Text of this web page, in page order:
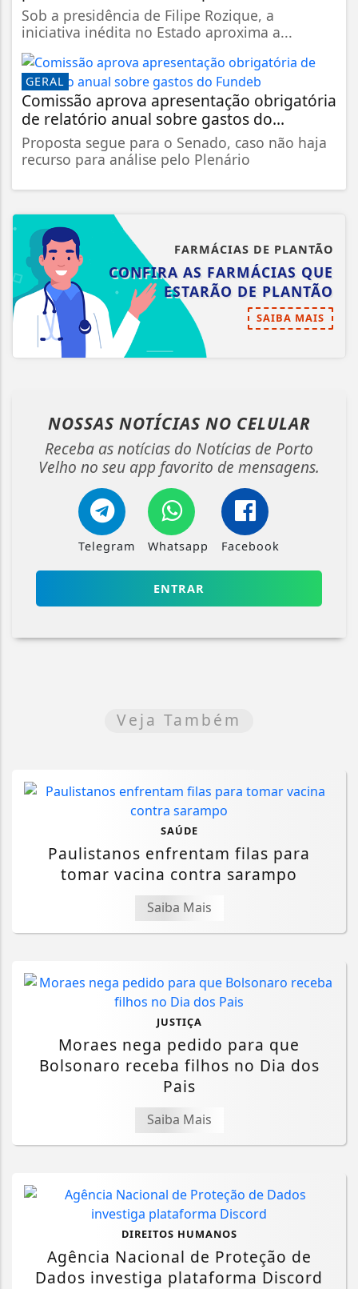
Sob a presidência de Filipe Rozique, a
iniciativa inédita no Estado aproxima a...
GERAL
Comissão aprova apresentação obrigatória
de relatório anual sobre gastos do...
Proposta segue para o Senado, caso não haja
recurso para análise pelo Plenário
FARMÁCIAS DE PLANTÃO
CONFIRA AS FARMÁCIAS QUE
ESTARÃO DE PLANTÃO
SAIBA MAIS
NOSSAS NOTÍCIAS NO CELULAR
Receba as notícias do Notícias de Porto
Velho no seu app favorito de mensagens.
Telegram Whatsapp Facebook
ENTRAR
Veja Também
SAÚDE
Paulistanos enfrentam filas para
tomar vacina contra sarampo
Saiba Mais
JUSTIÇA
Moraes nega pedido para que
Bolsonaro receba filhos no Dia dos
Pais
Saiba Mais
DIREITOS HUMANOS
Agência Nacional de Proteção de
Dados investiga plataforma Discord